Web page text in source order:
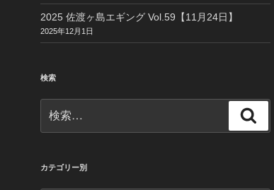
2025 佐渡ヶ島エギング Vol.59【11月24日】
2025年12月1日
検索
索:
索
カテゴリー別